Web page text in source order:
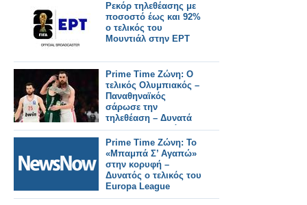
Ρεκόρ τηλεθέασης με
ποσοστό έως και 92%
ο τελικός του
Μουντιάλ στην ΕΡΤ
Prime Time Ζώνη: Ο
τελικός Ολυμπιακός –
Παναθηναϊκός
σάρωσε την
τηλεθέαση – Δυνατά
το «Να Μ' Αγαπάς»
και το «Μπαμπά Σ'
Αγαπώ»
Prime Time Ζώνη: Το
«Μπαμπά Σ’ Αγαπώ»
στην κορυφή –
Δυνατός ο τελικός του
Europa League